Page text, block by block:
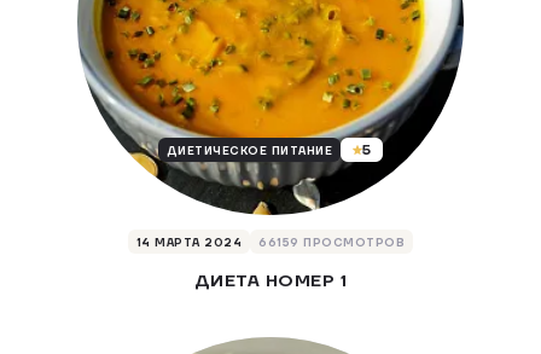
ДИЕТИЧЕСКОЕ ПИТАНИЕ 5
14 МАРТА 2024 66159 ПРОСМОТРОВ
ДИЕТА НОМЕР 1